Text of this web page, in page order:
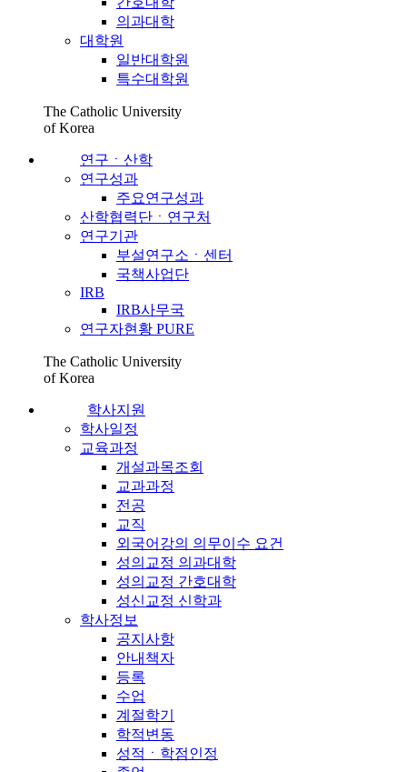
의과대학
대학원
일반대학원
특수대학원
The Catholic University
of Korea
연구ㆍ산학
연구성과
주요연구성과
산학협력단ㆍ연구처
연구기관
부설연구소ㆍ센터
국책사업단
IRB
IRB사무국
연구자현황 PURE
The Catholic University
of Korea
학사지원
학사일정
교육과정
개설과목조회
교과과정
전공
교직
외국어강의 의무이수 요건
성의교정 의과대학
성의교정 간호대학
성신교정 신학과
학사정보
공지사항
안내책자
등록
수업
계절학기
학적변동
성적ㆍ학점인정